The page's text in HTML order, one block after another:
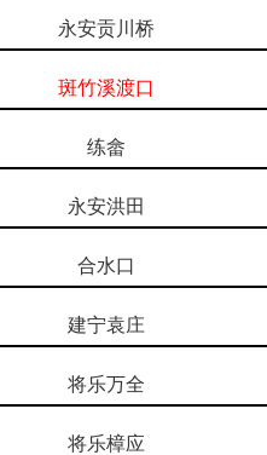
永安贡川桥
斑竹溪渡口
练畲
永安洪田
合水口
建宁袁庄
将乐万全
将乐樟应